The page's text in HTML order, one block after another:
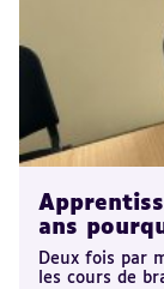
ans
Deux fois par
les cours de